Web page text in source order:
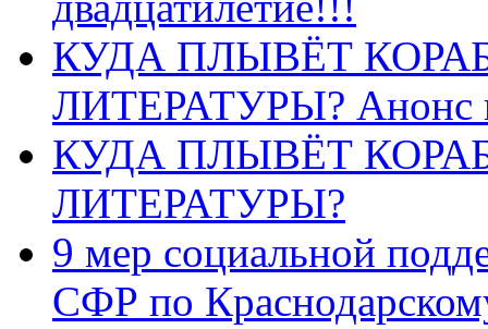
КУДА ПЛЫВЁТ
ЛИТЕРАТУРЫ? Анонс
КУДА ПЛЫВЁТ
ЛИТЕРАТУРЫ?
9 мер социальной
СФР по